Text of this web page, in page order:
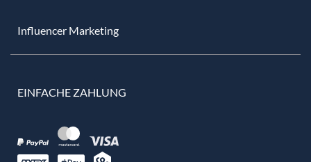
Influencer Marketing
EINFACHE ZAHLUNG